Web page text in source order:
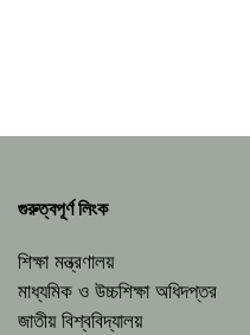
গুরুত্বপূর্ণ লিংক
শিক্ষা মন্ত্রণালয়
মাধ্যমিক ও উচ্চশিক্ষা অধিদপ্তর
জাতীয় বিশ্ববিদ্যালয়